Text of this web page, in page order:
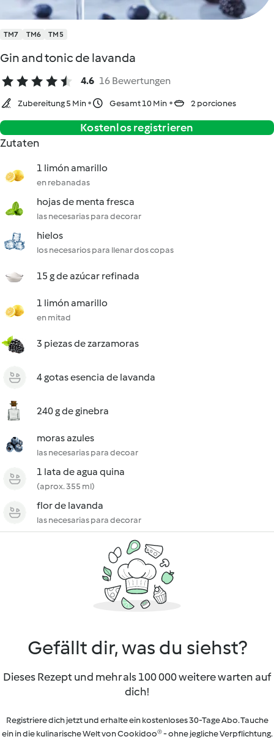
TM7 TM6 TM5
Gin and tonic de lavanda
4.6 16 Bewertungen
Zubereitung 5 Min Gesamt 10 Min 2 porciones
Kostenlos registrieren
Zutaten
1 limón amarillo
en rebanadas
hojas de menta fresca
las necesarias para decorar
hielos
los necesarios para llenar dos copas
15 g de azúcar refinada
1 limón amarillo
en mitad
3 piezas de zarzamoras
4 gotas esencia de lavanda
240 g de ginebra
moras azules
las necesarias para decoar
1 lata de agua quina
(aprox. 355 ml)
flor de lavanda
las necesarias para decorar
Gefällt dir, was du siehst?
Dieses Rezept und mehr als 100 000 weitere warten auf
dich!
Registriere dich jetzt und erhalte ein kostenloses 30-Tage Abo. Tauche
ein in die kulinarische Welt von Cookidoo® - ohne jegliche Verpflichtung.